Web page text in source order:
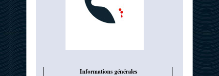
Informations générales